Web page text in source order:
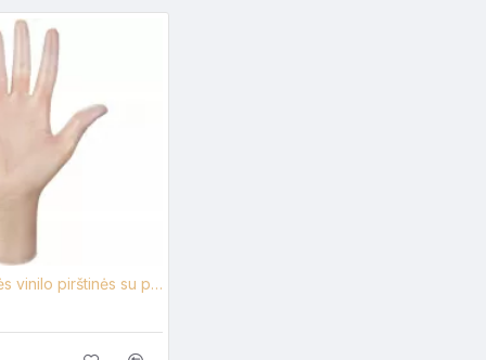
Vienkartinės vinilo pirštinės su pudra skaidrios, 100 vienetų pakuotėje